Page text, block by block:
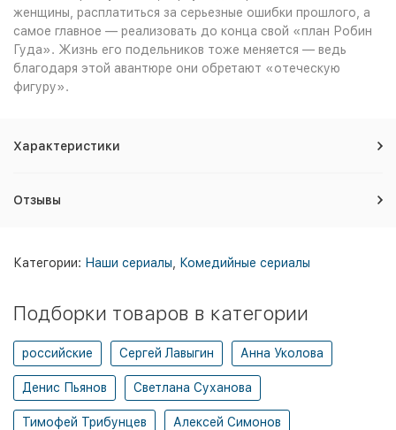
женщины, расплатиться за серьезные ошибки прошлого, а
самое главное — реализовать до конца свой «план Робин
Гуда». Жизнь его подельников тоже меняется — ведь
благодаря этой авантюре они обретают «отеческую
фигуру».
Характеристики
Отзывы
Категории: Наши сериалы Комедийные сериалы
Подборки товаров в категории
российские Сергей Лавыгин Анна Уколова
Денис Пьянов Светлана Суханова
Тимофей Трибунцев Алексей Симонов